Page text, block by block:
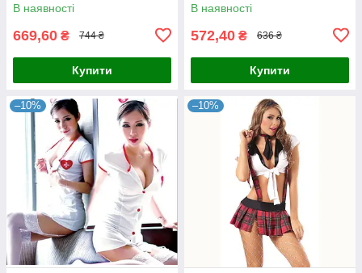
В наявності
669,60 ₴ 744 ₴
Купити
В наявності
572,40 ₴ 636 ₴
Купити
–10% –10%